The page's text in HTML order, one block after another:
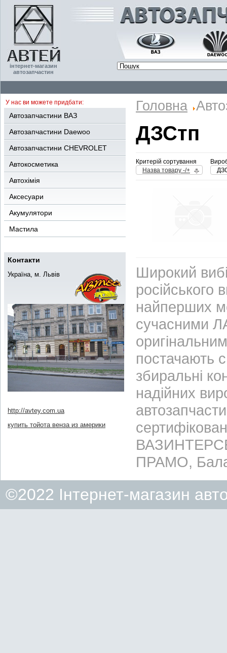
інтернет-магазин
автозапчастин
У нас ви можете придбати:
Автозапчастини ВАЗ
Автозапчастини Daewoo
Автозапчастини CHEVROLET
Автокосметика
Автохімія
Аксесуари
Акумулятори
Мастила
Контакти
Україна, м. Львів
http://avtey.com.ua
купить тойота венза из америки
Головна
ДЗСтп
Критерій сортування
Назва товару -/+
Широкий
найперших
сучасними
постачають
збиральні
надійних
ПРАМО,
©2022 Інтернет-магазин